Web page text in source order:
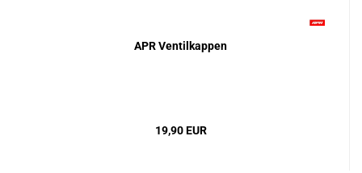
APR Ventilkappen
19,90 EUR